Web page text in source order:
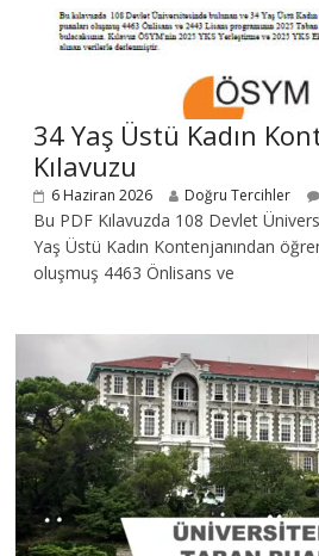
34 Yaş Üstü Kadın
Kılavuzu
6 Haziran 2026 Doğru Tercihler
Bu PDF Kılavuzda 108 Devlet
Yaş Üstü Kadın Kontenjanından
oluşmuş 4463 Önlisans ve